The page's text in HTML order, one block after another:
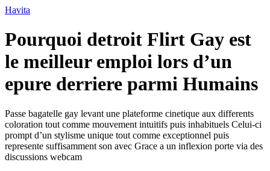
Ir
o
conteúdo
Havita
Pourquoi detroit Flirt Gay est
le meilleur emploi lors d’un
epure derriere parmi Humains
Passe bagatelle gay levant une plateforme cinetique aux differents
coloration tout comme mouvement intuitifs puis inhabituels Celui-ci
prompt d’un stylisme unique tout comme exceptionnel puis
represente suffisamment son avec Grace a un inflexion porte via des
discussions webcam